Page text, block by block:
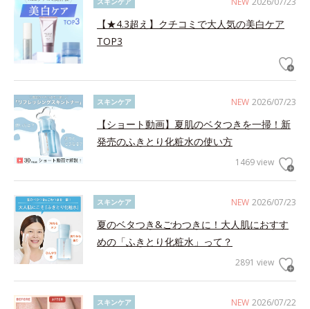
【★4.3超え】クチコミで大人気の美白ケア
TOP3
NEW 2026/07/23
スキンケア
【ショート動画】夏肌のベタつきを一掃！新
発売のふきとり化粧水の使い方
1469 view
NEW 2026/07/23
スキンケア
夏のベタつき&ごわつきに！大人肌におすす
めの「ふきとり化粧水」って？
2891 view
NEW 2026/07/22
スキンケア